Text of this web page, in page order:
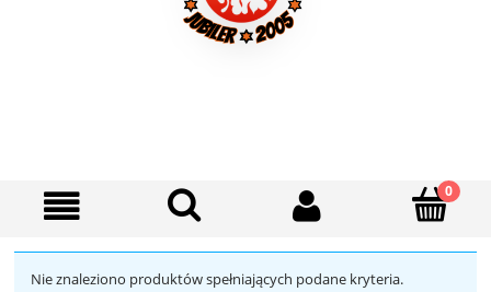
Nie znaleziono produktów spełniających podane kryteria.